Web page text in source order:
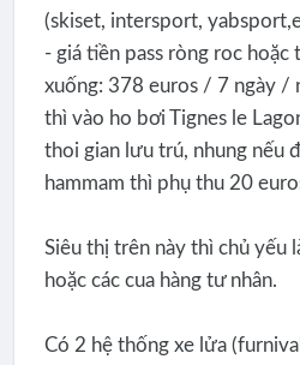
(skiset, intersport,
- giá tiền pass ròng roc
xuống: 378 euros / 7 ngày /
thì vào ho bơi Tignes le
thoi gian lưu trú, nhung nếu
hammam thì phụ thu 20
Siêu thị trên này thì chủ yếu
hoặc các cua hàng tư nhân.
Có 2 hệ thống xe lửa